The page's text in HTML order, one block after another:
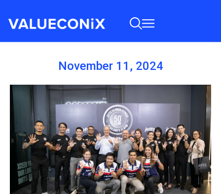
November 11, 2024